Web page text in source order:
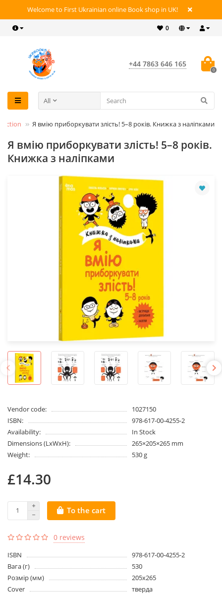
Welcome to First Ukrainian online Book shop in UK!
0
+44 7863 646 165
0
All
Fiction Я вмію приборкувати злість! 5–8 років. Книжка з наліпками
Я вмію приборкувати злість! 5–8 років.
Книжка з наліпками
Vendor code:
1027150
ISBN:
978-617-00-4255-2
Availability:
In Stock
Dimensions (LxWxH):
265×205×265 mm
Weight:
530 g
£14.30
To the cart
0 reviews
ISBN
978-617-00-4255-2
Вага (г)
530
Розмір (мм)
205х265
Cover
тверда